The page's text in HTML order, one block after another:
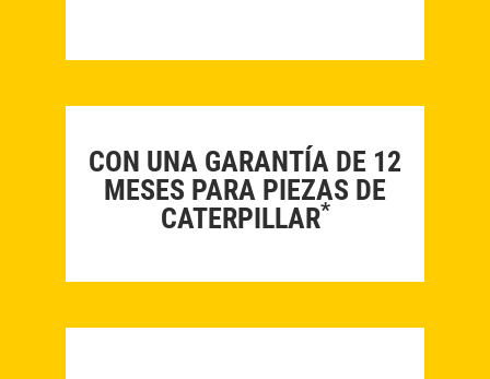
CON UNA GARANTÍA DE 12
MESES PARA PIEZAS DE
CATERPILLAR*